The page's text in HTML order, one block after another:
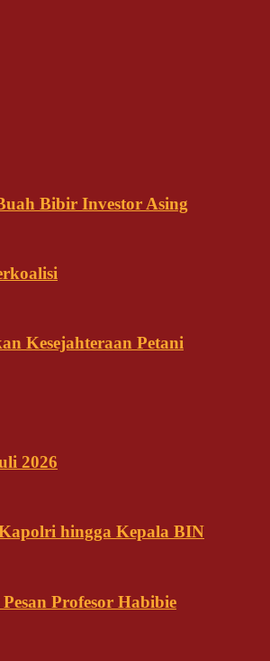
Bibir Investor Asing
Kesejahteraan Petani
2026
hingga Kepala BIN
Profesor Habibie